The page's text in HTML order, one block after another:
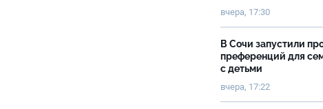
вчера, 17:30
В Сочи запустили
преференций для
с детьми
вчера, 17:22